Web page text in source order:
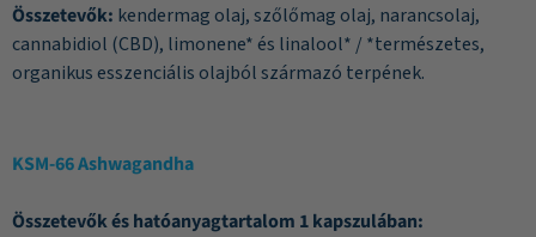
Összetevők: kendermag olaj, szőlőmag olaj, narancsolaj,
cannabidiol (CBD), limonene* és linalool* / *természetes,
organikus esszenciális olajból származó terpének.
KSM-66 Ashwagandha
Összetevők és hatóanyagtartalom 1 kapszulában: